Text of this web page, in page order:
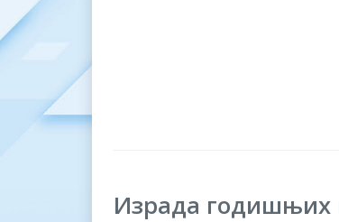
Израда годишњих